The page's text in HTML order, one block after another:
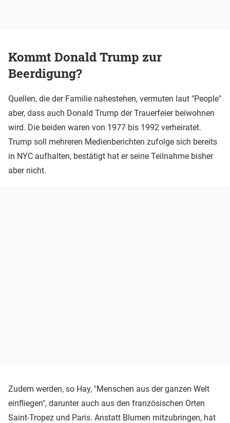
Kommt Donald Trump zur
Beerdigung?
Quellen, die der Familie nahestehen, vermuten laut "People"
aber, dass auch Donald Trump der Trauerfeier beiwohnen
wird. Die beiden waren von 1977 bis 1992 verheiratet.
Trump soll mehreren Medienberichten zufolge sich bereits
in NYC aufhalten, bestätigt hat er seine Teilnahme bisher
aber nicht.
Zudem werden, so Hay, "Menschen aus der ganzen Welt
einfliegen", darunter auch aus den französischen Orten
Saint-Tropez und Paris. Anstatt Blumen mitzubringen, hat